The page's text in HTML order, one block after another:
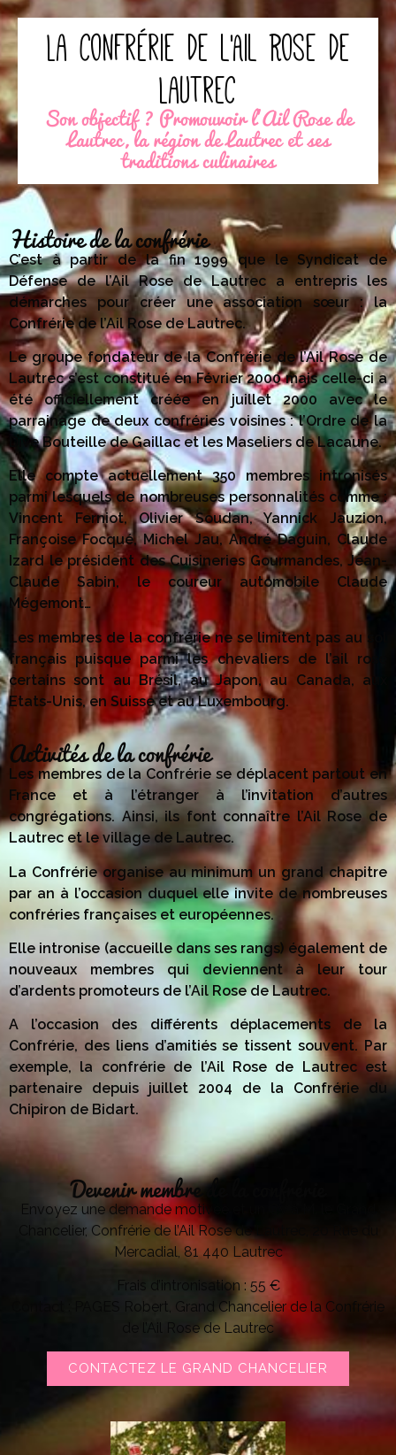
La confrérie de l'Ail Rose de
Lautrec
Son objectif ? Promouvoir l'Ail Rose de
Lautrec, la région de Lautrec et ses
traditions culinaires
Histoire de la confrérie
C’est à partir de la fin 1999 que le Syndicat de
Défense de l’Ail Rose de Lautrec a entrepris les
démarches pour créer une association sœur : la
Confrérie de l’Ail Rose de Lautrec.
Le groupe fondateur de la Confrérie de l’Ail Rose de
Lautrec s’est constitué en Février 2000 mais celle-ci a
été officiellement créée en juillet 2000 avec le
parrainage de deux confréries voisines : l’Ordre de la
Dive Bouteille de Gaillac et les Maseliers de Lacaune.
Elle compte actuellement 350 membres intronisés
parmi lesquels de nombreuses personnalités comme :
Vincent Ferniot, Olivier Soudan, Yannick Jauzion,
Françoise Focqué, Michel Jau, André Daguin, Claude
Izard le président des Cuisineries Gourmandes, Jean-
Claude Sabin, le coureur automobile Claude
Mégemont…
Les membres de la confrérie ne se limitent pas au sol
français puisque parmi les chevaliers de l’ail rose
certains sont au Brésil, au Japon, au Canada, aux
Etats-Unis, en Suisse et au Luxembourg.
Activités de la confrérie
Les membres de la Confrérie se déplacent partout en
France et à l’étranger à l’invitation d’autres
congrégations. Ainsi, ils font connaître l’Ail Rose de
Lautrec et le village de Lautrec.
La Confrérie organise au minimum un grand chapitre
par an à l’occasion duquel elle invite de nombreuses
confréries françaises et européennes.
Elle intronise (accueille dans ses rangs) également de
nouveaux membres qui deviennent à leur tour
d’ardents promoteurs de l’Ail Rose de Lautrec.
A l’occasion des différents déplacements de la
Confrérie, des liens d’amitiés se tissent souvent. Par
exemple, la confrérie de l’Ail Rose de Lautrec est
partenaire depuis juillet 2004 de la Confrérie du
Chipiron de Bidart.
Devenir membre de la confrérie
Envoyez une demande motivée et un CV à M. le Grand
Chancelier, Confrérie de l’Ail Rose de Lautrec, 20 Rue du
Mercadial, 81 440 Lautrec
Frais d’intronisation : 55 €
Contact : PAGES Robert, Grand Chancelier de la Confrérie
de l’Ail Rose de Lautrec
CONTACTEZ LE GRAND CHANCELIER